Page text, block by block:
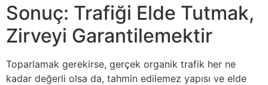
Sonuç: Trafiği Elde Tutmak,
Zirveyi Garantilemektir
Toparlamak gerekirse, gerçek organik trafik her ne
kadar değerli olsa da, tahmin edilemez yapısı ve elde